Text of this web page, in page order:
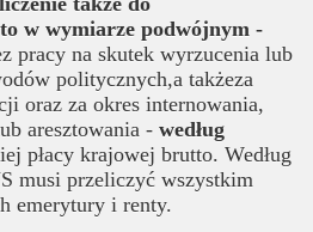
w wymiarze podwójnym -
pracy na skutek wyrzucenia lub
politycznych,a takżeza
oraz za okres internowania,
aresztowania - według
płacy krajowej brutto. Według
musi przeliczyć wszystkim
emerytury i renty.